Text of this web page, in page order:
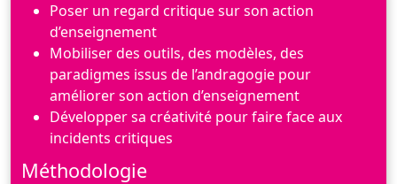
Poser un regard critique sur son action
d’enseignement
Mobiliser des outils, des modèles, des
paradigmes issus de l’andragogie pour
améliorer son action d’enseignement
Développer sa créativité pour faire face aux
incidents critiques
Méthodologie